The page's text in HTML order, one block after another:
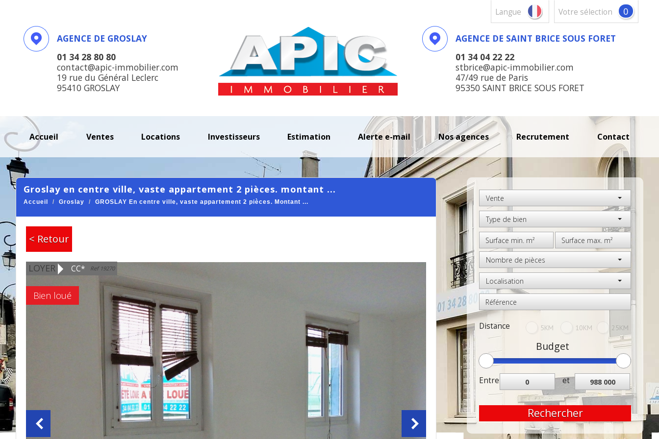
votre sélection 0
Langue
AGENCE DE GROSLAY
01 34 28 80 80
contact@apic-immobilier.com
19 rue du Général Leclerc
95410 GROSLAY
AGENCE DE SAINT BRICE SOUS FORET
01 34 04 22 22
stbrice@apic-immobilier.com
47/49 rue de Paris
95350 SAINT BRICE SOUS FORET
accueil ventes locations investisseurs estimation alerte e-mail nos agences recrutement contact
Vente
Type de bien
Nombre de pièces
Localisation
Distance 5KM 10KM 25KM
Budget
Entre et
Rechercher
groslay en centre ville, vaste appartement 2 pièces. montant ...
Accueil Groslay GROSLAY En centre ville, vaste appartement 2 pièces. Montant ...
< Retour
LOYER CC* Ref 19270
Bien loué